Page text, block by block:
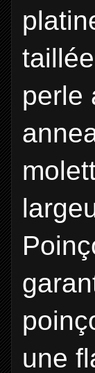
perle
une